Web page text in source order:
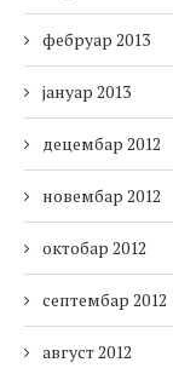
фебруар 2013
јануар 2013
децембар 2012
новембар 2012
октобар 2012
септембар 2012
август 2012